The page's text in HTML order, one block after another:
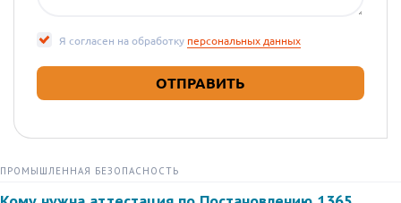
Я согласен на обработку персональных данных
ПРОМЫШЛЕННАЯ БЕЗОПАСНОСТЬ